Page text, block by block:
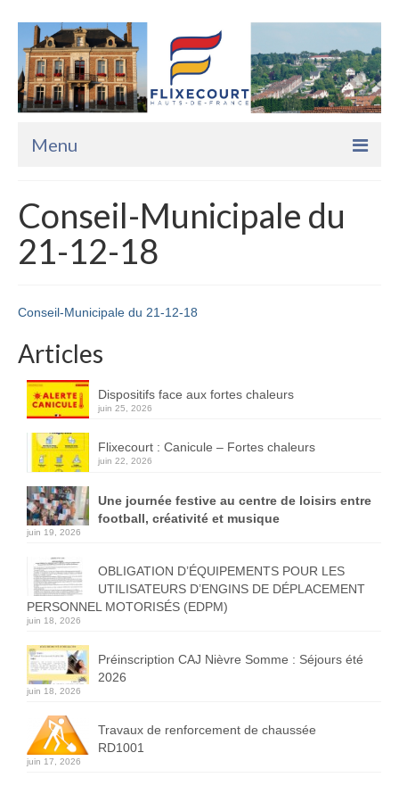
Menu
La Mairie
Vie Pratique
Conseil-Municipale du
21-12-18
Conseil-Municipale du 21-12-18
Articles
Dispositifs face aux fortes chaleurs
juin 25, 2026
Flixecourt : Canicule – Fortes chaleurs
juin 22, 2026
Une journée festive au centre de loisirs entre
football, créativité et musique
juin 19, 2026
OBLIGATION D’ÉQUIPEMENTS POUR LES
UTILISATEURS D’ENGINS DE DÉPLACEMENT
PERSONNEL MOTORISÉS (EDPM)
juin 18, 2026
Préinscription CAJ Nièvre Somme : Séjours été
2026
juin 18, 2026
Travaux de renforcement de chaussée
RD1001
juin 17, 2026